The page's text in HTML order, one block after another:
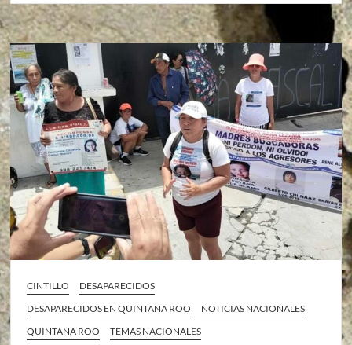
CINTILLO
DESAPARECIDOS
DESAPARECIDOS EN QUINTANA ROO
NOTICIAS NACIONALES
QUINTANA ROO
TEMAS NACIONALES